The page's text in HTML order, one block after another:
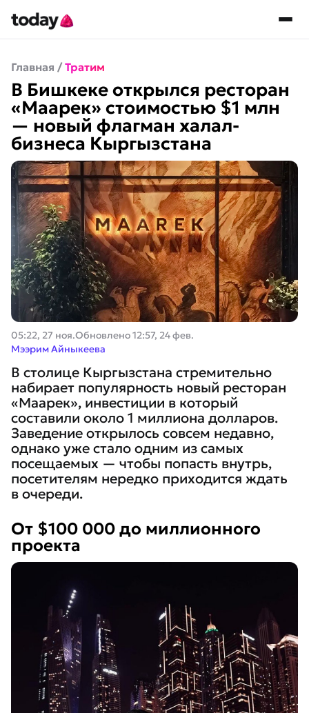
Главная / Тратим
В Бишкеке открылся ресторан
«Маарек» стоимостью $1 млн
— новый флагман халал-
бизнеса Кыргызстана
05:22, 27 ноя.Обновлено12:57, 24 фев.
Мээрим Айныкеева
В столице Кыргызстана стремительно
набирает популярность новый ресторан
«Маарек», инвестиции в который
составили около 1 миллиона долларов.
Заведение открылось совсем недавно,
однако уже стало одним из самых
посещаемых — чтобы попасть внутрь,
посетителям нередко приходится ждать
в очереди.
От $100 000 до миллионного
проекта